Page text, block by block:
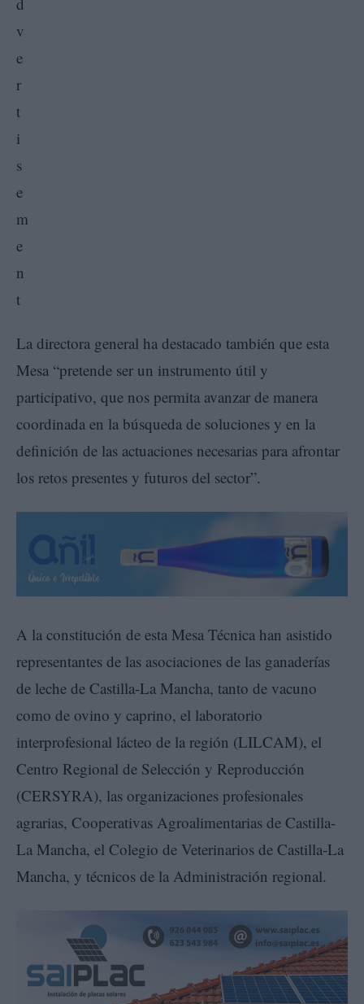
La directora general ha destacado también que esta
Mesa “pretende ser un instrumento útil y
participativo, que nos permita avanzar de manera
coordinada en la búsqueda de soluciones y en la
definición de las actuaciones necesarias para afrontar
los retos presentes y futuros del sector”.
A la constitución de esta Mesa Técnica han asistido
representantes de las asociaciones de las ganaderías
de leche de Castilla-La Mancha, tanto de vacuno
como de ovino y caprino, el laboratorio
interprofesional lácteo de la región (LILCAM), el
Centro Regional de Selección y Reproducción
(CERSYRA), las organizaciones profesionales
agrarias, Cooperativas Agroalimentarias de Castilla-
La Mancha, el Colegio de Veterinarios de Castilla-La
Mancha, y técnicos de la Administración regional.